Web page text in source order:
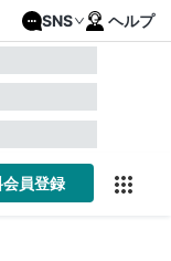
SNS ヘルプ
員登録